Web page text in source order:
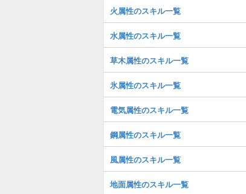
火属性のスキル一覧
水属性のスキル一覧
草木属性のスキル一覧
氷属性のスキル一覧
電気属性のスキル一覧
鋼属性のスキル一覧
風属性のスキル一覧
地面属性のスキル一覧